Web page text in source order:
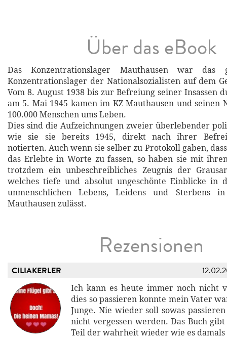
Über das eBook
Das Konzentrationslager Mauthausen war das
Konzentrationslager der Nationalsozialisten auf dem
Vom 8. August 1938 bis zur Befreiung seiner Insassen
am 5. Mai 1945 kamen im KZ Mauthausen und seinen
100.000 Menschen ums Leben.
Dies sind die Aufzeichnungen zweier überlebender
wie sie sie bereits 1945, direkt nach ihrer
notierten. Auch wenn sie selber zu Protokoll gaben,
das Erlebte in Worte zu fassen, so haben sie mit
trotzdem ein unbeschreibliches Zeugnis der
welches tiefe und absolut ungeschönte Einblicke in
unmenschlichen Lebens, Leidens und Sterbens
Mauthausen zulässt.
Rezensionen
CILIAKERLER
Ich kann es heute immer noch nicht
dies so passieren konnte mein Vater
Junge. Nie wieder soll sowas
nicht vergessen werden. Das Buch
Teil der wahrheit wieder wie es